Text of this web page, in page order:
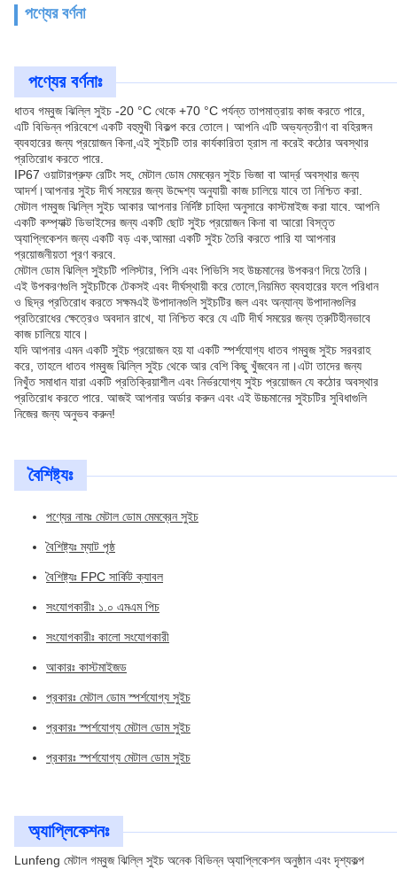
পণ্যের বর্ণনা
পণ্যের বর্ণনাঃ
ধাতব গম্বুজ ঝিল্লি সুইচ -20 °C থেকে +70 °C পর্যন্ত তাপমাত্রায় কাজ করতে পারে,
এটি বিভিন্ন পরিবেশে একটি বহুমুখী বিকল্প করে তোলে। আপনি এটি অভ্যন্তরীণ বা বহিরঙ্গন
ব্যবহারের জন্য প্রয়োজন কিনা,এই সুইচটি তার কার্যকারিতা হ্রাস না করেই কঠোর অবস্থার
প্রতিরোধ করতে পারে.
IP67 ওয়াটারপ্রুফ রেটিং সহ, মেটাল ডোম মেমব্রেন সুইচ ভিজা বা আর্দ্র অবস্থার জন্য
আদর্শ।আপনার সুইচ দীর্ঘ সময়ের জন্য উদ্দেশ্য অনুযায়ী কাজ চালিয়ে যাবে তা নিশ্চিত করা.
মেটাল গম্বুজ ঝিল্লি সুইচ আকার আপনার নির্দিষ্ট চাহিদা অনুসারে কাস্টমাইজ করা যাবে. আপনি
একটি কম্প্যাক্ট ডিভাইসের জন্য একটি ছোট সুইচ প্রয়োজন কিনা বা আরো বিস্তৃত
অ্যাপ্লিকেশন জন্য একটি বড় এক,আমরা একটি সুইচ তৈরি করতে পারি যা আপনার
প্রয়োজনীয়তা পূরণ করবে.
মেটাল ডোম ঝিল্লি সুইচটি পলিস্টার, পিসি এবং পিভিসি সহ উচ্চমানের উপকরণ দিয়ে তৈরি।
এই উপকরণগুলি সুইচটিকে টেকসই এবং দীর্ঘস্থায়ী করে তোলে,নিয়মিত ব্যবহারের ফলে পরিধান
ও ছিদ্র প্রতিরোধ করতে সক্ষমএই উপাদানগুলি সুইচটির জল এবং অন্যান্য উপাদানগুলির
প্রতিরোধের ক্ষেত্রেও অবদান রাখে, যা নিশ্চিত করে যে এটি দীর্ঘ সময়ের জন্য ত্রুটিহীনভাবে
কাজ চালিয়ে যাবে।
যদি আপনার এমন একটি সুইচ প্রয়োজন হয় যা একটি স্পর্শযোগ্য ধাতব গম্বুজ সুইচ সরবরাহ
করে, তাহলে ধাতব গম্বুজ ঝিল্লি সুইচ থেকে আর বেশি কিছু খুঁজবেন না।এটা তাদের জন্য
নিখুঁত সমাধান যারা একটি প্রতিক্রিয়াশীল এবং নির্ভরযোগ্য সুইচ প্রয়োজন যে কঠোর অবস্থার
প্রতিরোধ করতে পারে. আজই আপনার অর্ডার করুন এবং এই উচ্চমানের সুইচটির সুবিধাগুলি
নিজের জন্য অনুভব করুন!
বৈশিষ্ট্যঃ
পণ্যের নামঃ মেটাল ডোম মেমব্রেন সুইচ
বৈশিষ্ট্যঃ ম্যাট পৃষ্ঠ
বৈশিষ্ট্যঃ FPC সার্কিট ক্যাবল
সংযোগকারীঃ ১.০ এমএম পিচ
সংযোগকারীঃ কালো সংযোগকারী
আকারঃ কাস্টমাইজড
প্রকারঃ মেটাল ডোম স্পর্শযোগ্য সুইচ
প্রকারঃ স্পর্শযোগ্য মেটাল ডোম সুইচ
প্রকারঃ স্পর্শযোগ্য মেটাল ডোম সুইচ
অ্যাপ্লিকেশনঃ
Lunfeng মেটাল গম্বুজ ঝিল্লি সুইচ অনেক বিভিন্ন অ্যাপ্লিকেশন অনুষ্ঠান এবং দৃশ্যকল্প